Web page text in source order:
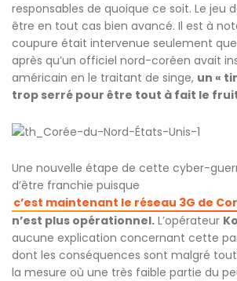
responsables de quoique ce soit. Le jeu
être en tout cas bien avancé. Il est à
coupure était intervenue seulement
après qu’un officiel nord-coréen avait
américain en le traitant de singe, un «
trop serré pour être tout à fait le
Une nouvelle étape de cette cyber-
d’être franchie puisque
c’est maintenant le réseau 3G de
n’est plus opérationnel. L’opérateur
aucune explication concernant cette
dont les conséquences sont malgré
la mesure où une très faible partie du